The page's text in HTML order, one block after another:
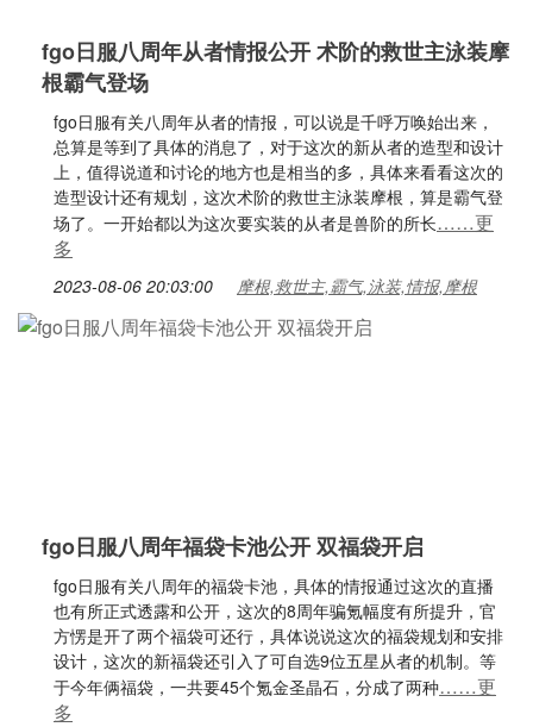
fgo日服八周年从者情报公开 术阶的救世主泳装摩
根霸气登场
fgo日服有关八周年从者的情报，可以说是千呼万唤始出来，
总算是等到了具体的消息了，对于这次的新从者的造型和设计
上，值得说道和讨论的地方也是相当的多，具体来看看这次的
造型设计还有规划，这次术阶的救世主泳装摩根，算是霸气登
场了。一开始都以为这次要实装的从者是兽阶的所长……更
多
2023-08-06 20:03:00 摩根,救世主,霸气,泳装,情报,摩根
fgo日服八周年福袋卡池公开 双福袋开启
fgo日服有关八周年的福袋卡池，具体的情报通过这次的直播
也有所正式透露和公开，这次的8周年骗氪幅度有所提升，官
方愣是开了两个福袋可还行，具体说说这次的福袋规划和安排
设计，这次的新福袋还引入了可自选9位五星从者的机制。等
于今年俩福袋，一共要45个氪金圣晶石，分成了两种……更
多